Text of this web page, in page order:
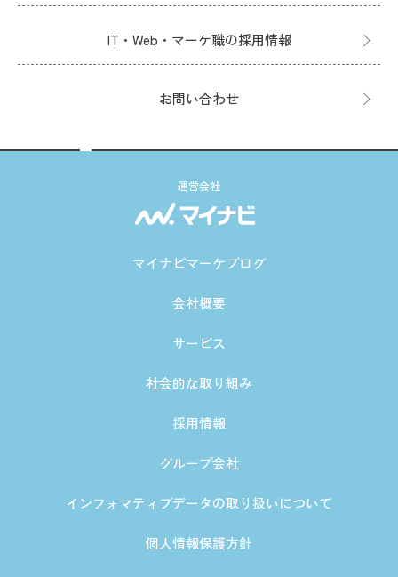
IT・Web・マーケ職の採用情報
お問い合わせ
運営会社
マイナビマーケブログ
会社概要
サービス
社会的な取り組み
採用情報
グループ会社
インフォマティブデータの取り扱いについて
個人情報保護方針